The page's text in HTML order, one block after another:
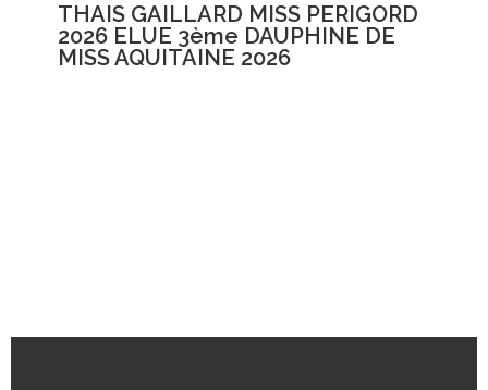
THAIS GAILLARD MISS PERIGORD
2026 ELUE 3ème DAUPHINE DE
MISS AQUITAINE 2026